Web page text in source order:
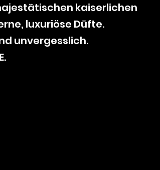
kaiserlichen
luxuriöse Düfte.
unvergesslich.